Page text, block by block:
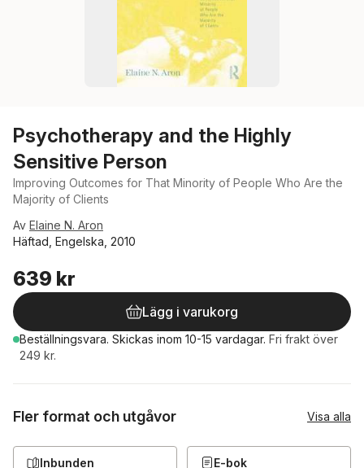
Psychotherapy and the Highly
Sensitive Person
Improving Outcomes for That Minority of People Who Are the
Majority of Clients
Av Elaine N. Aron
Häftad, Engelska, 2010
639 kr
Lägg i varukorg
Beställningsvara. Skickas inom 10-15 vardagar. Fri frakt över
249 kr.
Fler format och utgåvor Visa alla
Inbunden
E-bok